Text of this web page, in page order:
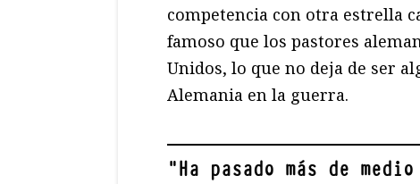
competencia con otra estrella
famoso que los pastores
Unidos, lo que no deja de ser
Alemania en la guerra.
"Ha pasado más de medio